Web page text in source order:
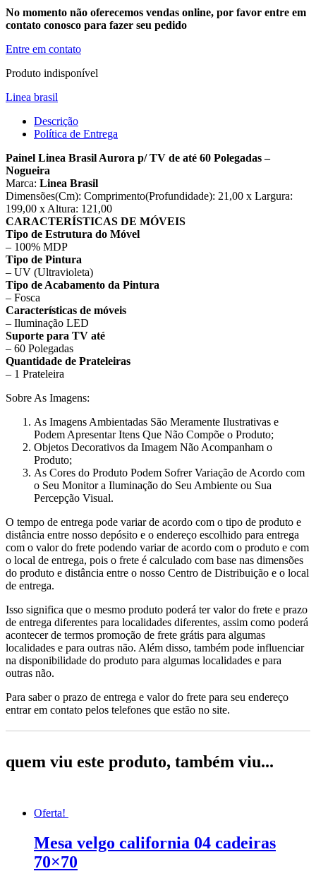
No momento não oferecemos vendas online, por favor entre em
contato conosco para fazer seu pedido
Entre em contato
Produto indisponível
Linea brasil
Descrição
Política de Entrega
Painel Linea Brasil Aurora p/ TV de até 60 Polegadas –
Nogueira
Marca: Linea Brasil
Dimensões(Cm): Comprimento(Profundidade): 21,00 x Largura:
199,00 x Altura: 121,00
CARACTERÍSTICAS DE MÓVEIS
Tipo de Estrutura do Móvel
– 100% MDP
Tipo de Pintura
– UV (Ultravioleta)
Tipo de Acabamento da Pintura
– Fosca
Características de móveis
– Iluminação LED
Suporte para TV até
– 60 Polegadas
Quantidade de Prateleiras
– 1 Prateleira
Sobre As Imagens:
As Imagens Ambientadas São Meramente Ilustrativas e
Podem Apresentar Itens Que Não Compõe o Produto;
Objetos Decorativos da Imagem Não Acompanham o
Produto;
As Cores do Produto Podem Sofrer Variação de Acordo com
o Seu Monitor a Iluminação do Seu Ambiente ou Sua
Percepção Visual.
O tempo de entrega pode variar de acordo com o tipo de produto e
distância entre nosso depósito e o endereço escolhido para entrega
com o valor do frete podendo variar de acordo com o produto e com
o local de entrega, pois o frete é calculado com base nas dimensões
do produto e distância entre o nosso Centro de Distribuição e o local
de entrega.
Isso significa que o mesmo produto poderá ter valor do frete e prazo
de entrega diferentes para localidades diferentes, assim como poderá
acontecer de termos promoção de frete grátis para algumas
localidades e para outras não. Além disso, também pode influenciar
na disponibilidade do produto para algumas localidades e para
outras não.
Para saber o prazo de entrega e valor do frete para seu endereço
entrar em contato pelos telefones que estão no site.
quem viu este produto, também viu...
Oferta!
Mesa velgo california 04 cadeiras
70×70